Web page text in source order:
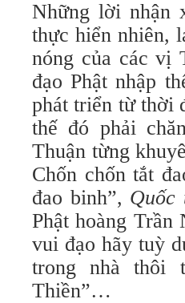
Những lời nhận
thực hiển nhiên,
nóng của các vị
đạo Phật nhập
phát triển từ thời
thế đó phải
Thuận từng
Chốn chốn tắt
đao binh”, Quốc
Phật hoàng
vui đạo hãy tuỳ
trong nhà thôi
Thiền”…